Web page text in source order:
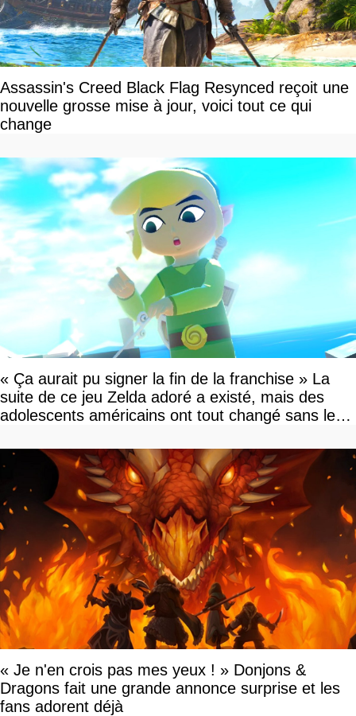
Assassin's Creed Black Flag Resynced reçoit une
nouvelle grosse mise à jour, voici tout ce qui
change
« Ça aurait pu signer la fin de la franchise » La
suite de ce jeu Zelda adoré a existé, mais des
adolescents américains ont tout changé sans le
« Je n'en crois pas mes yeux ! » Donjons &
Dragons fait une grande annonce surprise et les
fans adorent déjà